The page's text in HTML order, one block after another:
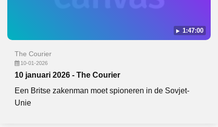
1:47:00
The Courier
10-01-2026
10 januari 2026 - The Courier
Een Britse zakenman moet spioneren in de Sovjet-
Unie